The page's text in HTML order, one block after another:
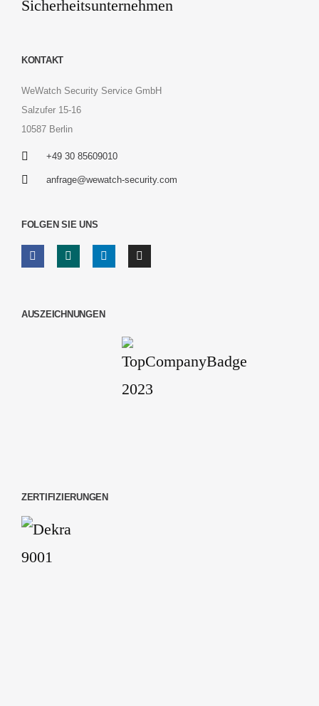
KONTAKT
WeWatch Security Service GmbH
Salzufer 15-16
10587 Berlin
+49 30 85609010
anfrage@wewatch-security.com
FOLGEN SIE UNS
AUSZEICHNUNGEN
ZERTIFIZIERUNGEN